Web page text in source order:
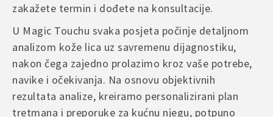
zakažete termin i dođete na konsultacije.
U Magic Touchu svaka posjeta počinje detaljnom
analizom kože lica uz savremenu dijagnostiku,
nakon čega zajedno prolazimo kroz vaše potrebe,
navike i očekivanja. Na osnovu objektivnih
rezultata analize, kreiramo personalizirani plan
tretmana i preporuke za kućnu njegu, potpuno